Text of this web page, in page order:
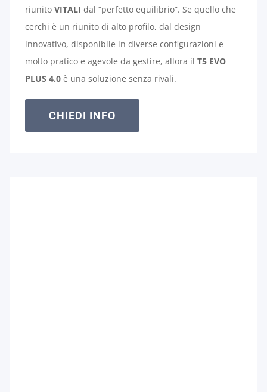
riunito VITALI dal “perfetto equilibrio”. Se quello che
cerchi è un riunito di alto profilo, dal design
innovativo, disponibile in diverse configurazioni e
molto pratico e agevole da gestire, allora il T5 EVO
PLUS 4.0è una soluzione senza rivali.
CHIEDI INFO